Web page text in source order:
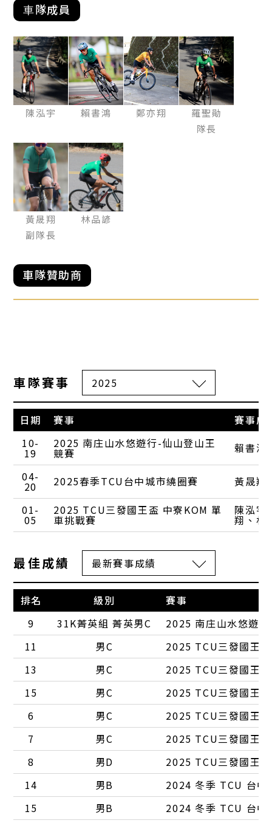
⾞隊成員
陳泓宇 賴書鴻 鄭亦翔
羅聖勛
隊長
黃晟翔
副隊長
林品諺
車隊贊助商
車隊賽事
日期 賽事
賽事成
10-
19
2025 南庄山水悠遊行-仙山登山王
競賽
賴書鴻
04-
20 2025春季TCU台中城市繞圈賽
黃晟翔
01-
05
2025 TCU三發國王盃 中寮KOM 單
車挑戰賽
陳泓宇
翔 林
最佳成績
排名 級別
賽事
9
31K菁英組 菁英男C
2025 南庄山水悠遊
11
男C
2025 TCU三發國王
13
男C
2025 TCU三發國王
15
男C
2025 TCU三發國王
6
男C
2025 TCU三發國王
7
男C
2025 TCU三發國王
8
男D
2025 TCU三發國王
14
男B
2024 冬季 TCU 台中
15
男B
2024 冬季 TCU 台中